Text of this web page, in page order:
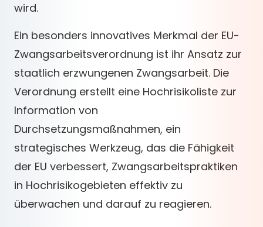
wird.
Ein besonders innovatives Merkmal der EU-
Zwangsarbeitsverordnung ist ihr Ansatz zur
staatlich erzwungenen Zwangsarbeit. Die
Verordnung erstellt eine Hochrisikoliste zur
Information von
Durchsetzungsmaßnahmen, ein
strategisches Werkzeug, das die Fähigkeit
der EU verbessert, Zwangsarbeitspraktiken
in Hochrisikogebieten effektiv zu
überwachen und darauf zu reagieren.